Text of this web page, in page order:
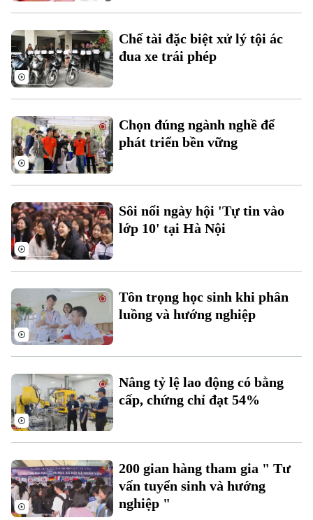
Chuyên mục
Hà Nội
Chính trị
Xã hội
An ninh trật tự
Công nghệ
Hà Nội
Nhịp sống Hà Nội
Người Hà Nội
Khoảnh khắc Hà Nội
Thế giới
Tin tức
Quân sự
Hồ sơ
Người Việt 4 phương
Kinh tế
Cafe sáng
Tài chính Ngân hàng
Nhà đất
Tin tức
Đầu tư
Đất đai
Kinh nghiệm
Tàu và Xe
Ô tô
Tàu
Xe máy
Thị trường
Đánh giá
Giáo dục
Tin tức
Tuyển sinh
Văn hóa
Tin tức
Di tích
Sức khỏe
Y tế
Dinh dưỡng
Thể thao
Bóng đá
Giải trí
Chế tài đặc biệt xử lý tội ác
đua xe trái phép
Chọn đúng ngành nghề để
phát triển bền vững
Sôi nổi ngày hội 'Tự tin vào
lớp 10' tại Hà Nội
Tôn trọng học sinh khi phân
luồng và hướng nghiệp
Nâng tỷ lệ lao động có bằng
cấp, chứng chỉ đạt 54%
200 gian hàng tham gia " Tư
vấn tuyển sinh và hướng
nghiệp "